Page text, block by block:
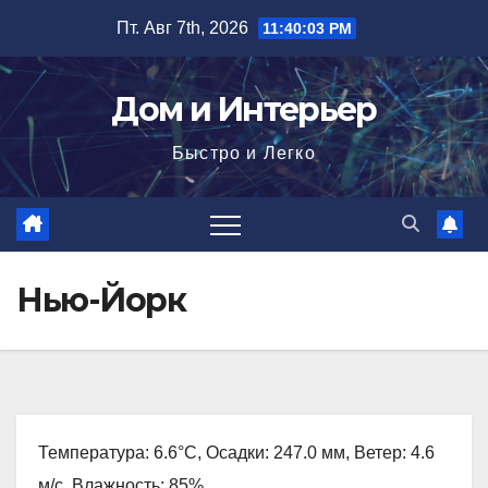
содержимому
Пт. Авг 7th, 2026 11:40:04 PM
Дом и Интерьер
Быстро и Легко
Нью-Йорк
Температура: 6.6°C, Осадки: 247.0 мм, Ветер: 4.6